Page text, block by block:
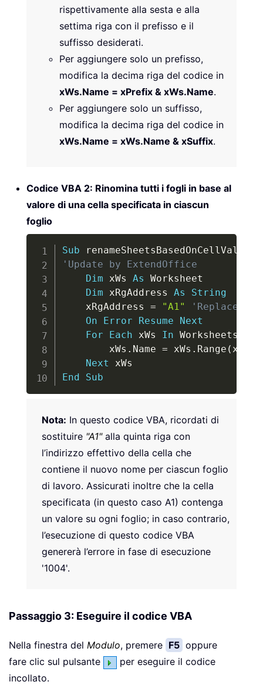
rispettivamente alla sesta e alla
settima riga con il prefisso e il
suffisso desiderati.
Per aggiungere solo un prefisso,
modifica la decima riga del codice in
xWs.Name = xPrefix & xWs.Name.
Per aggiungere solo un suffisso,
modifica la decima riga del codice in
xWs.Name = xWs.Name & xSuffix.
Codice VBA 2: Rinomina tutti i fogli in base al
valore di una cella specificata in ciascun
foglio
Sub renameSheetsBasedOnCellValue
'Update by ExtendOffice
Dim xWs As Worksheet
Dim xRgAddress As
String
    xRgAddress
= "A1"
'Replace
On
Error Resume
Next
For
Each xWs In Worksheets
        xWs
. Name = xWs . Range (
Next
End
Sub
Copy
Nota: In questo codice VBA, ricordati di
sostituire "A1"alla quinta riga con
l’indirizzo effettivo della cella che
contiene il nuovo nome per ciascun foglio
di lavoro. Assicurati inoltre che la cella
specificata (in questo caso A1) contenga
un valore su ogni foglio; in caso contrario,
l’esecuzione di questo codice VBA
genererà l’errore in fase di esecuzione
'1004'.
Passaggio 3: Eseguire il codice VBA
Nella finestra del Modulo, premere F5 oppure
fare clic sul pulsante
per eseguire il codice
incollato.